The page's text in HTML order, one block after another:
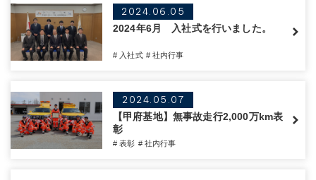
2024.06.05
2024年6月 入社式を行いました。
# 入社式 # 社内行事
2024.05.07
【甲府基地】無事故走行2,000万km表
彰
# 表彰 # 社内行事